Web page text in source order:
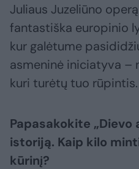
Juliaus Juzeliūno
fantastiška europinio
kur galėtume
asmeninė iniciatyva –
kuri turėtų tuo rūpintis.
Papasakokite „Dievo
istoriją. Kaip kilo
kūrinį?